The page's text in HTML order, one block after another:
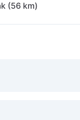
(56 km)